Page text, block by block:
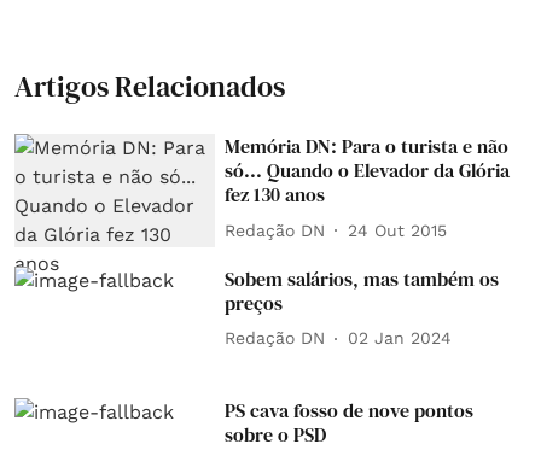
Artigos Relacionados
Memória DN: Para o turista e não
só... Quando o Elevador da Glória
fez 130 anos
Redação DN 24 Out 2015
Sobem salários, mas também os
preços
Redação DN 02 Jan 2024
PS cava fosso de nove pontos
sobre o PSD